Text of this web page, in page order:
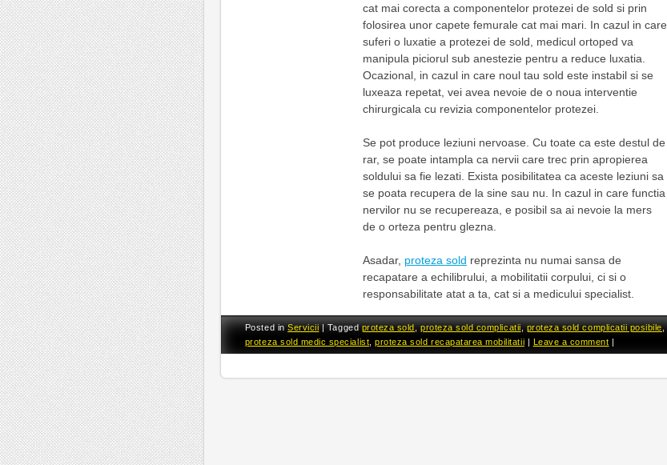
cat mai corecta a componentelor protezei de sold si prin
folosirea unor capete femurale cat mai mari. In cazul in care
suferi o luxatie a protezei de sold, medicul ortoped va
manipula piciorul sub anestezie pentru a reduce luxatia.
Ocazional, in cazul in care noul tau sold este instabil si se
luxeaza repetat, vei avea nevoie de o noua interventie
chirurgicala cu revizia componentelor protezei.
Se pot produce leziuni nervoase. Cu toate ca este destul de
rar, se poate intampla ca nervii care trec prin apropierea
soldului sa fie lezati. Exista posibilitatea ca aceste leziuni sa
se poata recupera de la sine sau nu. In cazul in care functia
nervilor nu se recupereaza, e posibil sa ai nevoie la mers
de o orteza pentru glezna.
Asadar, proteza sold reprezinta nu numai sansa de
recapatare a echilibrului, a mobilitatii corpului, ci si o
responsabilitate atat a ta, cat si a medicului specialist.
Posted inServicii |Taggedproteza sold,proteza sold complicatii,proteza sold complicatii posibile,
proteza sold medic specialist ,proteza sold recapatarea mobilitatii | Leave a comment |